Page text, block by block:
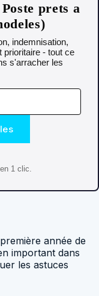
prets a
indemnisation,
prioritaire - tout ce
s'arracher les
1 clic.
année de
important dans
les astuces